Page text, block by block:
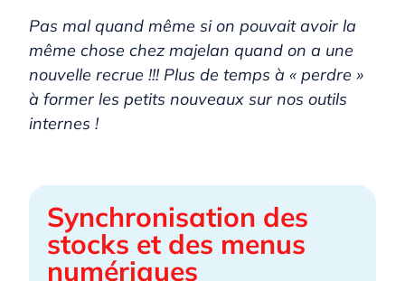
Pas mal quand même si on pouvait avoir la
même chose chez majelan quand on a une
nouvelle recrue !!! Plus de temps à « perdre »
à former les petits nouveaux sur nos outils
internes !
Synchronisation des
stocks et des menus
numériques